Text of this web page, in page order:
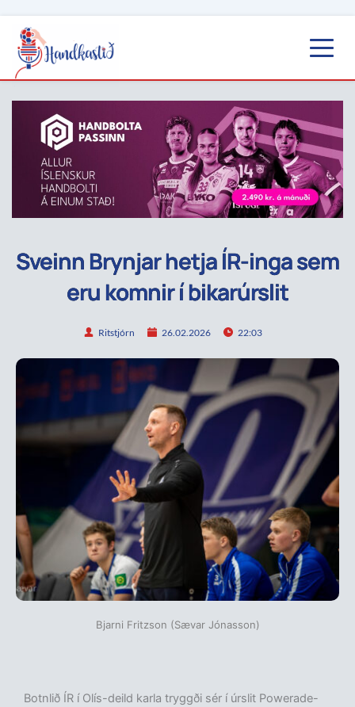
Sveinn Brynjar hetja ÍR-inga sem
eru komnir í bikarúrslit
Ritstjórn 26.02.2026 22:03
Bjarni Fritzson (Sævar Jónasson)
Botnlið ÍR í Olís-deild karla tryggði sér í úrslit Powerade-